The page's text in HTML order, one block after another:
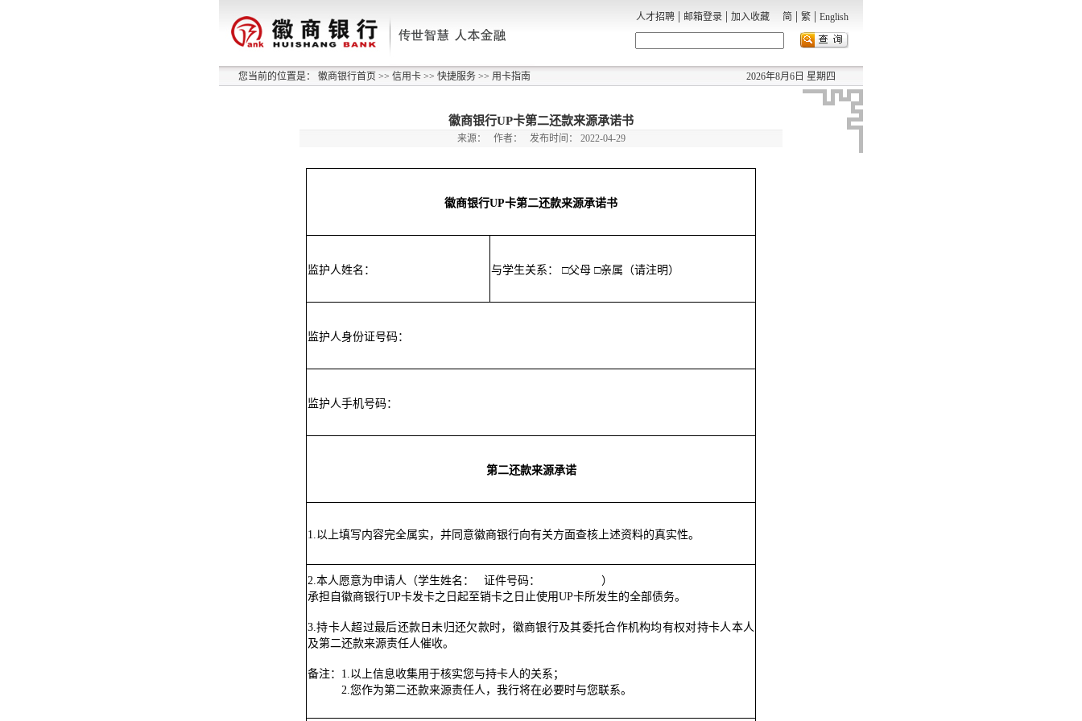
人才招聘 | 邮箱登录 | 加入收藏 简 | 繁 | English
您当前的位置是： 徽商银行首页 >> 信用卡 >> 快捷服务 >> 用卡指南 2026年8月6日 星期四
徽商银行UP卡第二还款来源承诺书
来源： 作者： 发布时间： 2022-04-29